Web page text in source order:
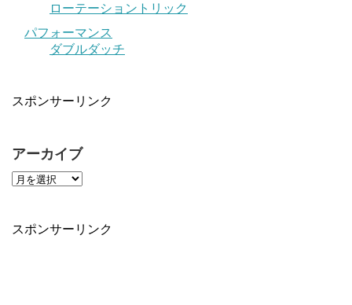
ローテーショントリック
パフォーマンス
ダブルダッチ
スポンサーリンク
アーカイブ
スポンサーリンク